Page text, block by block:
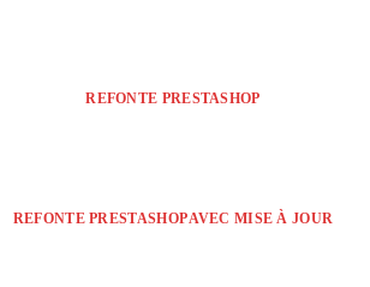
REFONTE PRESTASHOP
REFONTE PRESTASHOP AVEC MISE À JOUR